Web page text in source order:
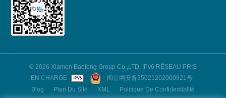
© 2026 Xiamen Baofeng Group Co.,LTD. IPv6 RÉSEAU PRIS
EN CHARGE
闽公网安备35021202000921号
Blog
Plan Du Site XML Politique De Confidentialité